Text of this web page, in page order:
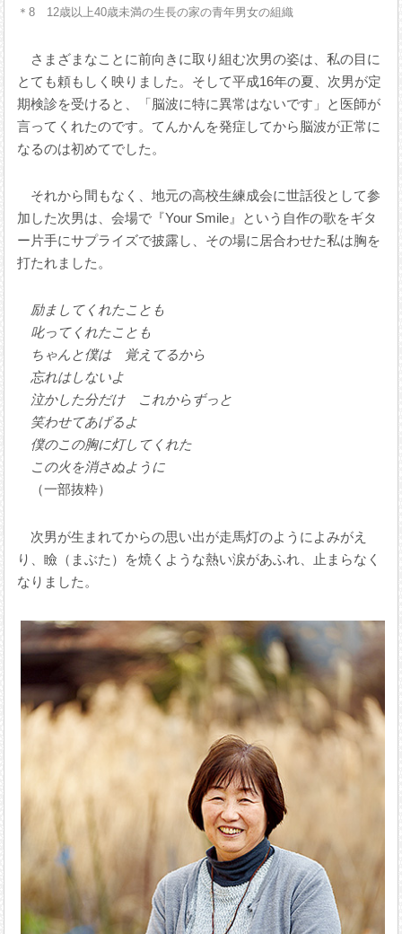
＊8 12歳以上40歳未満の生長の家の青年男女の組織
さまざまなことに前向きに取り組む次男の姿は、私の目に
とても頼もしく映りました。そして平成16年の夏、次男が定
期検診を受けると、「脳波に特に異常はないです」と医師が
言ってくれたのです。てんかんを発症してから脳波が正常に
なるのは初めてでした。
それから間もなく、地元の高校生練成会に世話役として参
加した次男は、会場で『Your Smile』という自作の歌をギタ
ー片手にサプライズで披露し、その場に居合わせた私は胸を
打たれました。
励ましてくれたことも
叱ってくれたことも
ちゃんと僕は 覚えてるから
忘れはしないよ
泣かした分だけ これからずっと
笑わせてあげるよ
僕のこの胸に灯してくれた
この火を消さぬように
（一部抜粋）
次男が生まれてからの思い出が走馬灯のようによみがえ
り、瞼（まぶた）を焼くような熱い涙があふれ、止まらなく
なりました。